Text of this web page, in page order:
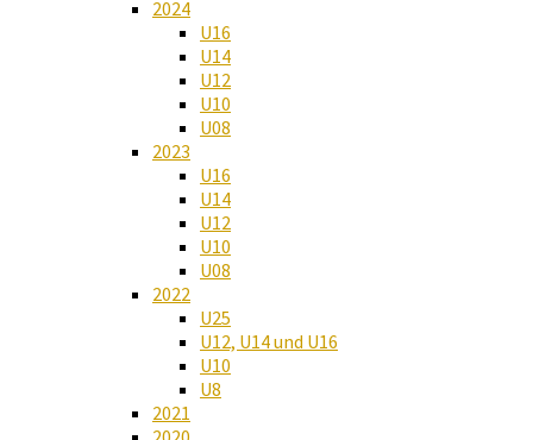
2024
U16
U14
U12
U10
U08
2023
U16
U14
U12
U10
U08
2022
U25
U12, U14 und U16
U10
U8
2021